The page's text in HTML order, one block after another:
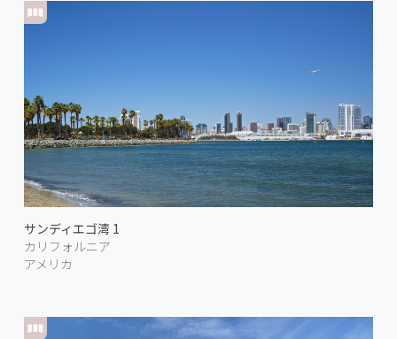
サンディエゴ湾 1
カリフォルニア
アメリカ